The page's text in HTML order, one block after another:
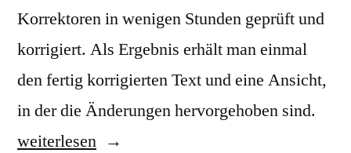
Korrektoren in wenigen Stunden geprüft und
korrigiert. Als Ergebnis erhält man einmal
den fertig korrigierten Text und eine Ansicht,
in der die Änderungen hervorgehoben sind.
weiterlesen